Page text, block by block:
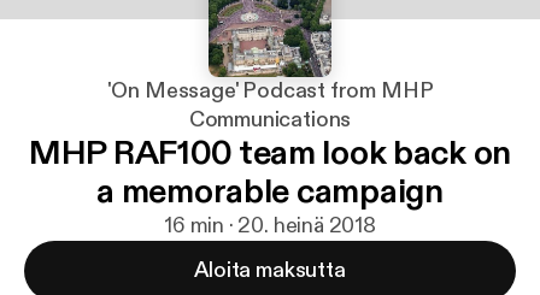
'On Message' Podcast from MHP
Communications
MHP RAF100 team look back on
a memorable campaign
16 min · 20. heinä 2018
Aloita maksutta